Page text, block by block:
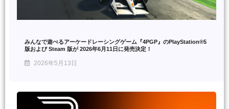
みんなで遊べるアーケードレーシングゲーム『4PGP』のPlayStation®5
版および Steam 版が 2026年6月11日に発売決定！
2026年5月13日